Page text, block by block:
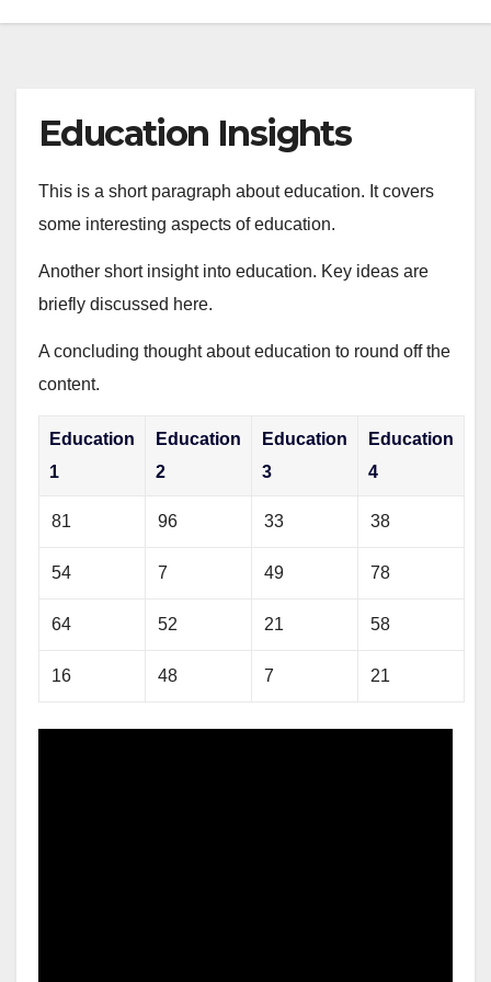
Education Insights
This is a short paragraph about education. It covers
some interesting aspects of education.
Another short insight into education. Key ideas are
briefly discussed here.
A concluding thought about education to round off the
content.
Education
1
Education
2
Education
3
Education
4
81 96 33 38
54 7 49 78
64 52 21 58
16 48 7 21